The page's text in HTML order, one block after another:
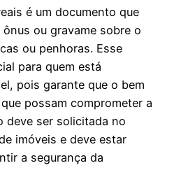
é um documento que
ou gravame sobre o
ou penhoras. Esse
para quem está
pois garante que o bem
possam comprometer a
deve ser solicitada no
imóveis e deve estar
a segurança da